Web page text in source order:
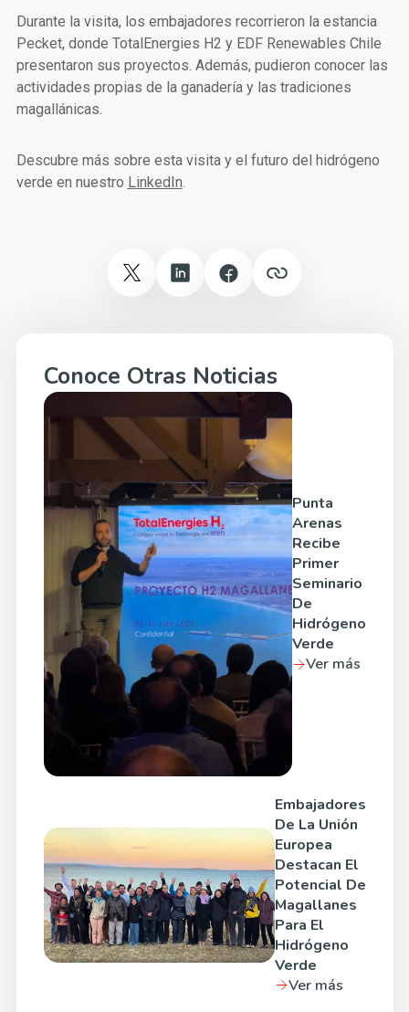
Durante la visita, los embajadores recorrieron la estancia
Pecket, donde TotalEnergies H2 y EDF Renewables Chile
presentaron sus proyectos. Además, pudieron conocer las
actividades propias de la ganadería y las tradiciones
magallánicas.
Descubre más sobre esta visita y el futuro del hidrógeno
verde en nuestro LinkedIn.
Conoce Otras Noticias
Punta
Arenas
Recibe
Primer
Seminario
De
Hidrógeno
Verde
Ver más
Embajadores
De La Unión
Europea
Destacan El
Potencial De
Magallanes
Para El
Hidrógeno
Verde
Ver más